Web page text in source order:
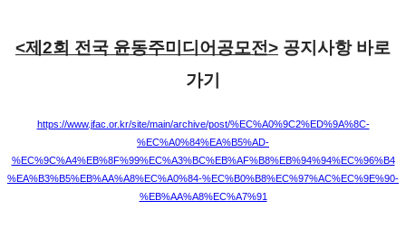
<제2회 전국 윤동주미디어공모전> 공지사항 바로
가기
https://www.jfac.or.kr/site/main/archive/post/%EC%A0%9C2%ED%9A%8C-
%EC%A0%84%EA%B5%AD-
%EC%9C%A4%EB%8F%99%EC%A3%BC%EB%AF%B8%EB%94%94%EC%96%B4
%EA%B3%B5%EB%AA%A8%EC%A0%84-%EC%B0%B8%EC%97%AC%EC%9E%90-
%EB%AA%A8%EC%A7%91